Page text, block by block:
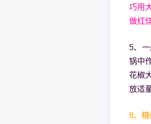
巧用
做红
5、
锅中
花椒
放适
6、